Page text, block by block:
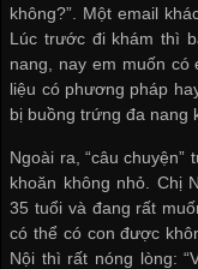
không?”. Một email
Lúc trước đi khám thì
nang, nay em muốn
liệu có phương pháp
bị buồng trứng đa nang
Ngoài ra, “câu
khoăn không nhỏ. Chị
35 tuổi và đang rất
có thể có con được
Nội thì rất nóng lòng: